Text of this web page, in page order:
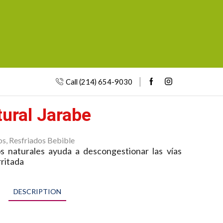
Call (214) 654-9030
Jarabe
, Resfriados Bebible
naturales ayuda a descongestionar las vías
DESCRIPTION